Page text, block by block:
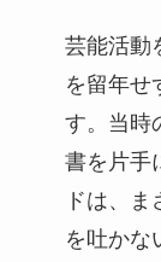
芸能活動
を留年せ
す。当時
書を片手
ドは、
を吐かな